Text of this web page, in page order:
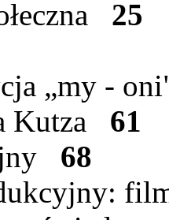
25
„my -
Kutza 61
68